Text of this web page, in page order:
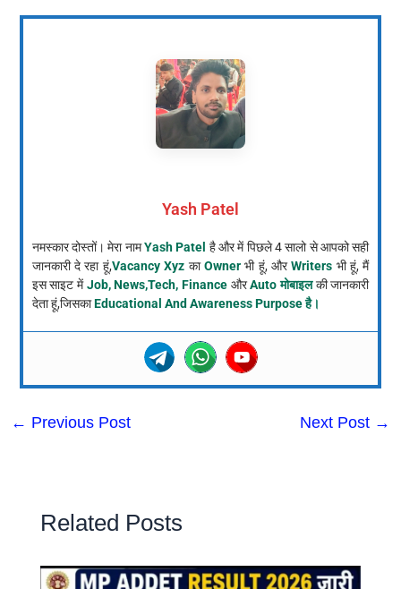
Yash Patel
नमस्कार दोस्तों। मेरा नामYash Patel है और में पिछले 4 सालो से आपको सही
जानकारी दे रहा हूं,Vacancy Xyz काOwnerभी हूं, औरWriters भी हूं, मैं
इस साइट मेंJob, News,Tech, Finance औरAuto मोबाइलकी जानकारी
देता हूं,जिसकाEducational And Awareness Purpose है।
← Previous Post Next Post →
Related Posts